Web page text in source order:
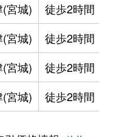
宮城) 徒歩2時間
宮城) 徒歩2時間
宮城) 徒歩2時間
宮城) 徒歩2時間